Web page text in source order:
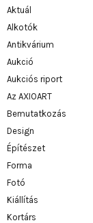
Aktuál
Alkotók
Antikvárium
Aukció
Aukciós riport
Az AXIOART
Bemutatkozás
Design
Építészet
Forma
Fotó
Kiállítás
Kortárs